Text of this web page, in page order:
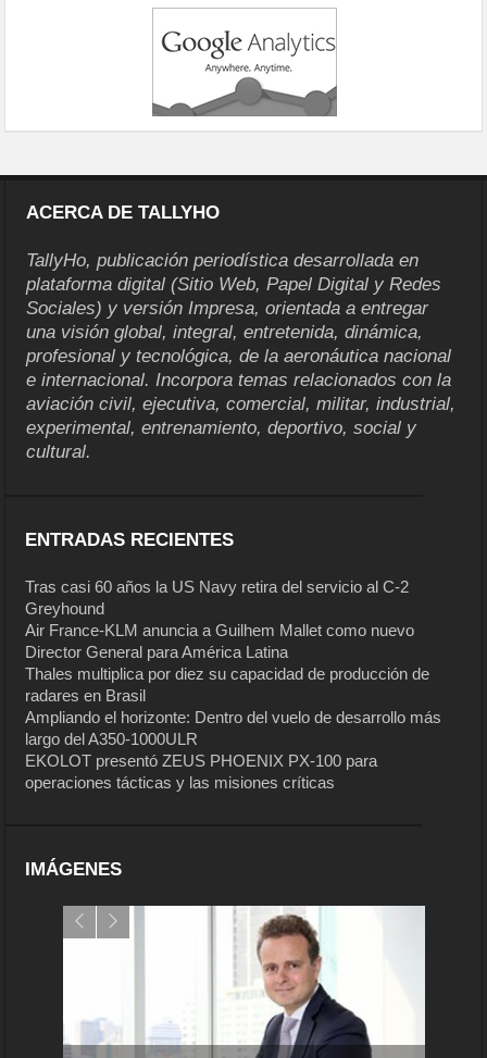
ACERCA DE TALLYHO
TallyHo, publicación periodística desarrollada en
plataforma digital (Sitio Web, Papel Digital y Redes
Sociales) y versión Impresa, orientada a entregar
una visión global, integral, entretenida, dinámica,
profesional y tecnológica, de la aeronáutica nacional
e internacional. Incorpora temas relacionados con la
aviación civil, ejecutiva, comercial, militar, industrial,
experimental, entrenamiento, deportivo, social y
cultural.
ENTRADAS RECIENTES
Tras casi 60 años la US Navy retira del servicio al C-2
Greyhound
Air France-KLM anuncia a Guilhem Mallet como nuevo
Director General para América Latina
Thales multiplica por diez su capacidad de producción de
radares en Brasil
Ampliando el horizonte: Dentro del vuelo de desarrollo más
largo del A350-1000ULR
EKOLOT presentó ZEUS PHOENIX PX-100 para
operaciones tácticas y las misiones críticas
IMÁGENES